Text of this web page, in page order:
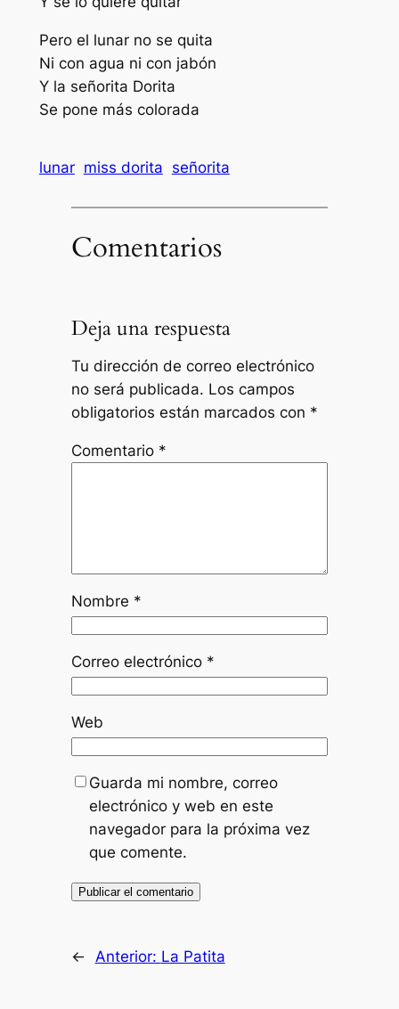
Pero el lunar no se quita
Ni con agua ni con jabón
Y la señorita Dorita
Se pone más colorada
lunar miss dorita señorita
Comentarios
Deja una respuesta
Tu dirección de correo electrónico
no será publicada. Los campos
obligatorios están marcados con *
Comentario *
Nombre *
Correo electrónico *
Web
Guarda mi nombre, correo
electrónico y web en este
navegador para la próxima vez
que comente.
← Anterior: La Patita